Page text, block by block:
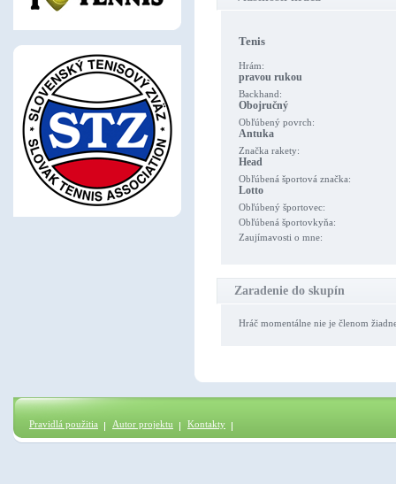
Tenis
Hrám:
pravou rukou
Backhand:
Obojručný
Obľúbený povrch:
Antuka
Značka rakety:
Head
Obľúbená športová značka:
Lotto
Obľúbený športovec:
Obľúbená športovkyňa:
Zaujímavosti o mne:
Zaradenie do skupín
Hráč momentálne nie je členom
Pravidlá použitia Autor projektu Kontakty